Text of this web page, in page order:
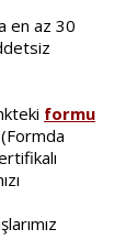
en az 30
formu